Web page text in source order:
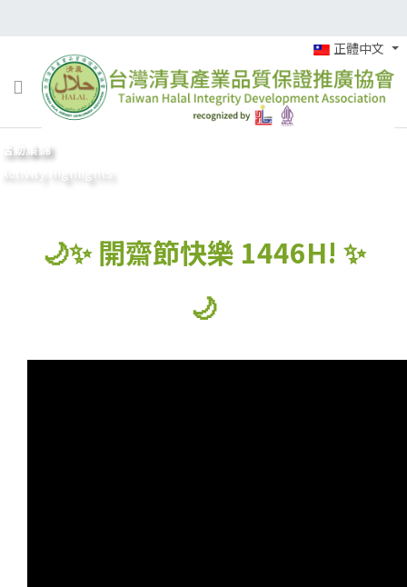
正體中文
活動集錦
Activity Highlights
🌙✨ 開齋節快樂 1446H! ✨
🌙